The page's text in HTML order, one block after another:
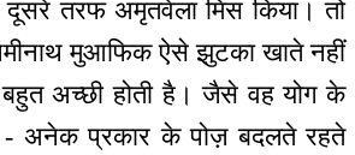
तरफ अमृतवेला मिस किया। तो
मुआफिक ऐसे झुटका खाते नहीं
बहुत अच्छी होती है। जैसे वह योग के
अनेक प्रकार के पोज़ बदलते रहते